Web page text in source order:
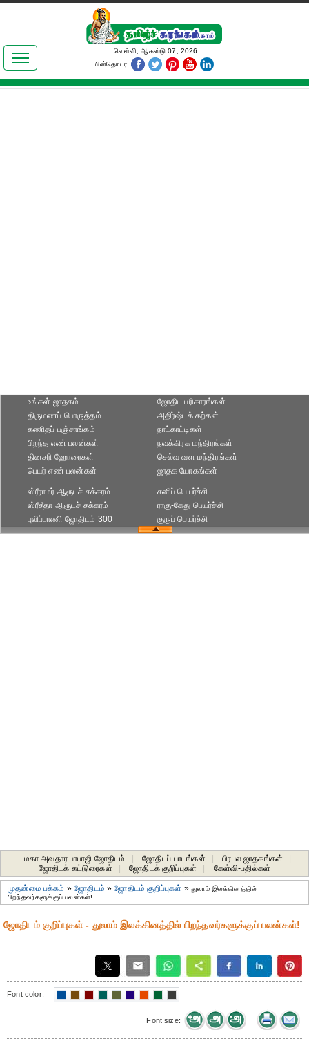
இலக்கியங்கள்
தமிழ் உலகம்
வெள்ளி, ஆகஸ்டு 07, 2026
பின்தொடர
உங்கள் ஜாதகம்
திருமணப் பொருத்தம்
கணிதப் பஞ்சாங்கம்
ஜோதிட ப‌ரிகார‌ங்க‌ள்
அதிர்ஷ்டக் கற்கள்
நாட்காட்டிகள்
பிறந்த எண் பலன்கள்
தினசரி ஹோரைகள்
பெயர் எண் பலன்கள்
நவக்கிரக மந்திரங்கள்
செல்வ வள மந்திரங்கள்
ஜாதக யோகங்கள்
ஸ்ரீராமர் ஆரூடச் சக்கரம்
ஸ்ரீசீதா ஆரூடச் சக்கரம்
புலிப்பாணி ஜோதிடம் 300
சனிப் பெயர்ச்சி
ராகு-கேது பெயர்ச்சி
குருப் பெயர்ச்சி
மகா அவதார பாபாஜி ஜோதிடம் ஜோதிடப் பாடங்கள் பிரபல ஜாதகங்கள்
ஜோதிடக் கட்டுரைகள்
ஜோதிடக் குறிப்புகள் கேள்வி-பதில்கள்
முதன்மை பக்கம் »ஜோதிடம் »ஜோதிடம் குறிப்புகள் » துலாம் இலக்கினத்தில்
பிறந்தவர்களுக்குப் பலன்கள்!
ஜோதிடம் குறிப்புகள் - துலாம் இலக்கினத்தில் பிறந்தவர்களுக்குப் பலன்கள்!
Font color:
Font size: